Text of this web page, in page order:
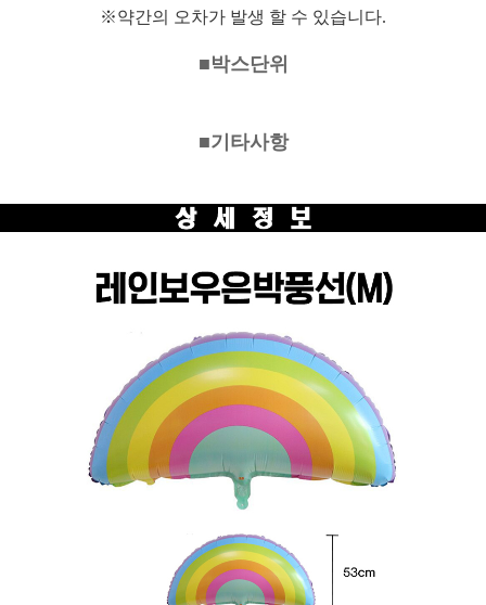
※약간의 오차가 발생 할 수 있습니다.
■박스단위
■기타사항